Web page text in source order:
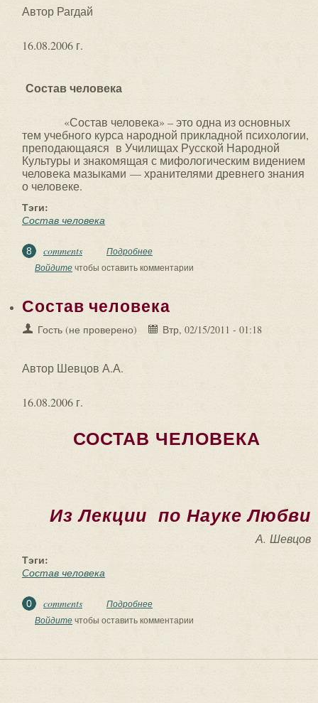
Автор Рагдай
16.08.2006 г.
Состав человека
«Состав человека» – это одна из основных
тем учебного курса народной прикладной психологии,
преподающаяся в Училищах Русской Народной
Культуры и знакомящая с мифологическим видением
человека мазыками — хранителями древнего знания
о человеке.
Тэги:
Состав человека
8 comments Подробнее
Войдитечтобы оставить комментарии
Состав человека
Гость (не проверено) Втр, 02/15/2011 - 01:18
Автор Шевцов А.А.
16.08.2006 г.
СОСТАВ ЧЕЛОВЕКА
Из Лекции по Науке Любви
А. Шевцов
Тэги:
Состав человека
0 comments Подробнее
Войдитечтобы оставить комментарии